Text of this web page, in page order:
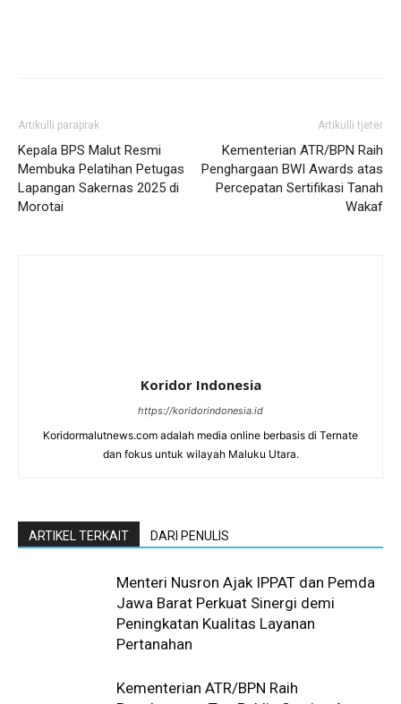
Artikulli paraprak
Kepala BPS Malut Resmi
Membuka Pelatihan Petugas
Lapangan Sakernas 2025 di
Morotai ‎
Artikulli tjetër
Kementerian ATR/BPN Raih
Penghargaan BWI Awards atas
Percepatan Sertifikasi Tanah
Wakaf
Koridor Indonesia
https://koridorindonesia.id
Koridormalutnews.com adalah media online berbasis di Ternate
dan fokus untuk wilayah Maluku Utara.
ARTIKEL TERKAIT DARI PENULIS
Menteri Nusron Ajak IPPAT dan Pemda
Jawa Barat Perkuat Sinergi demi
Peningkatan Kualitas Layanan
Pertanahan
Kementerian ATR/BPN Raih